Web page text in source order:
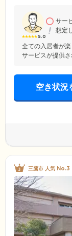
5.0
サー
想定
全ての入居者が
サービスが提供
空き状況
三鷹市 人気 No.3